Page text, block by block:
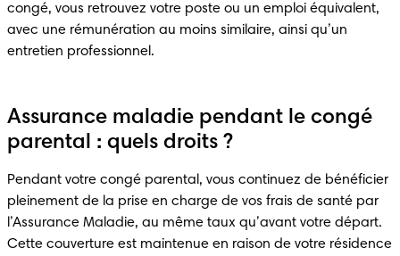
congé, vous retrouvez votre poste ou un emploi équivalent,
avec une rémunération au moins similaire, ainsi qu’un
entretien professionnel.
Assurance maladie pendant le congé
parental : quels droits ?
Pendant votre congé parental, vous continuez de bénéficier
pleinement de la prise en charge de vos frais de santé par
l’Assurance Maladie, au même taux qu’avant votre départ.
Cette couverture est maintenue en raison de votre résidence